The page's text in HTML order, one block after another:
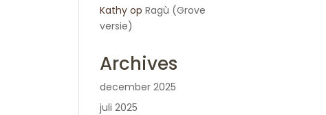
Kathy opRagù (Grove
versie)
Archives
december 2025
juli 2025